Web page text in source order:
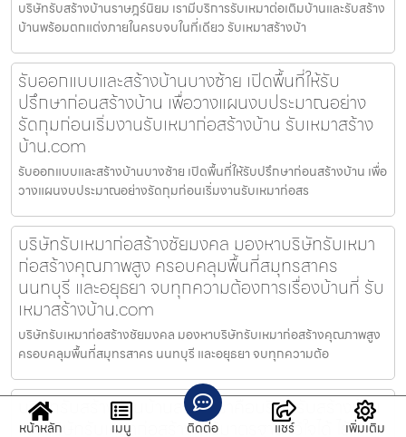
บริษัทรับสร้างบ้านราษฎร์นิยม เรามีบริการรับเหมาต่อเติมบ้านและรับสร้าง
บ้านพร้อมตกแต่งภายในครบจบในที่เดียว รับเหมาสร้างบ้า
รับออกแบบและสร้างบ้านบางซ้าย เปิดพื้นที่ให้รับ
ปรึกษาก่อนสร้างบ้าน เพื่อวางแผนงบประมาณอย่าง
รัดกุมก่อนเริ่มงานรับเหมาก่อสร้างบ้าน รับเหมาสร้าง
บ้าน.com
รับออกแบบและสร้างบ้านบางซ้าย เปิดพื้นที่ให้รับปรึกษาก่อนสร้างบ้าน เพื่อ
วางแผนงบประมาณอย่างรัดกุมก่อนเริ่มงานรับเหมาก่อสร
บริษัทรับเหมาก่อสร้างชัยมงคล มองหาบริษัทรับเหมา
ก่อสร้างคุณภาพสูง ครอบคลุมพื้นที่สมุทรสาคร
นนทบุรี และอยุธยา จบทุกความต้องการเรื่องบ้านที่ รับ
เหมาสร้างบ้าน.com
บริษัทรับเหมาก่อสร้างชัยมงคล มองหาบริษัทรับเหมาก่อสร้างคุณภาพสูง
ครอบคลุมพื้นที่สมุทรสาคร นนทบุรี และอยุธยา จบทุกความต้อ
บริษัทรับสร้างบ้านบ้านสร้าง เราคือบริษัทรับสร้างบ้าน
และบริษัทรับเหมาก่อสร้างที่ได้มาตรฐาน ไว้ใจได้ ไร้
หน้าหลัก เมนู ติดต่อ แชร์ เพิ่มเติม